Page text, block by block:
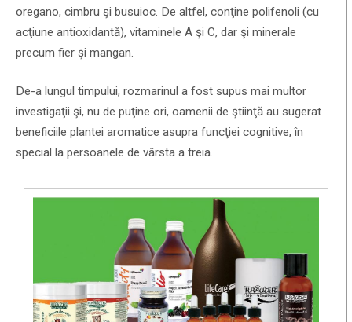
oregano, cimbru şi busuioc. De altfel, conţine polifenoli (cu
acţiune antioxidantă), vitaminele A şi C, dar şi minerale
precum fier şi mangan.
De-a lungul timpului, rozmarinul a fost supus mai multor
investigaţii şi, nu de puţine ori, oamenii de ştiinţă au sugerat
beneficiile plantei aromatice asupra funcţiei cognitive, în
special la persoanele de vârsta a treia.